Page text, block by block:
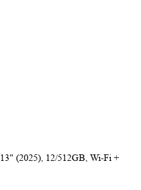
(2025), 12/512GB, Wi-Fi +